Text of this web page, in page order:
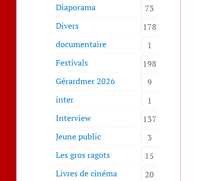
Diaporama
73
Divers
178
documentaire
1
Festivals
198
Gérardmer 2026
9
inter
1
Interview
137
Jeune public
3
Les gros ragots
15
Livres de cinéma
20